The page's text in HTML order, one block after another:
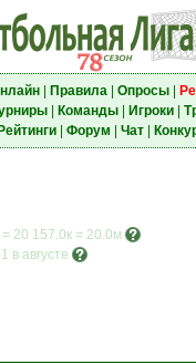
| Правила| Опросы|
| Команды| Игроки|
Рейтинги| Форум Чат|
= 20 157.0к = 20.0м
в августе